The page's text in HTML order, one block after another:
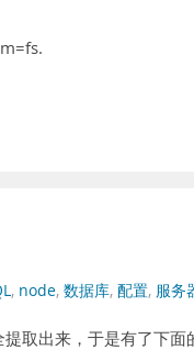
, node, 数据库, 配置, 服务
取出来，于是有了下面